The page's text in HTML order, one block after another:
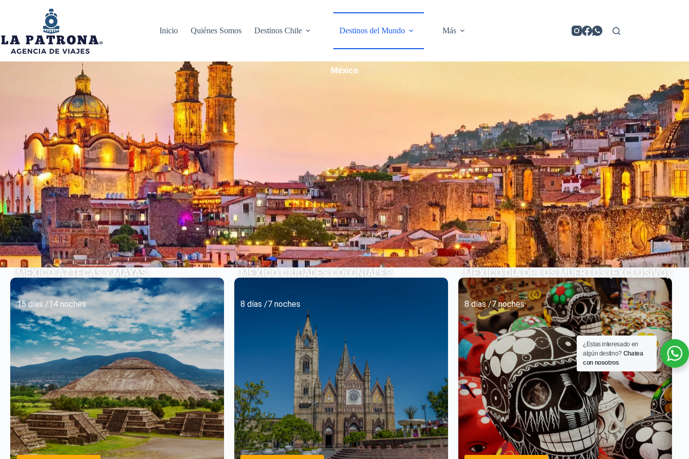
Inicio Quiénes Somos Destinos Chile Destinos del Mundo Más
México
MÉXICO AZTECAS Y MAYAS
15 días /14 noches
MÉXICO CIUDADES COLONIALES
8 días /7 noches
MÉXICO DÍA DE LOS MUERTOS (EXCLUSIVO)
8 días /7 noches
¿Estas interesado en
algún destino? Chatea
con nosotros